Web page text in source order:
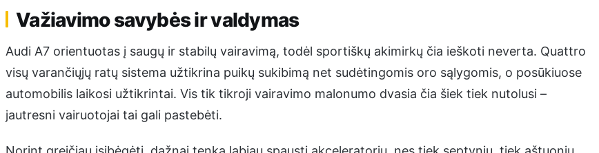
Važiavimo savybės ir valdymas
Audi A7 orientuotas į saugų ir stabilų vairavimą, todėl sportiškų akimirkų čia ieškoti neverta. Quattro
visų varančiųjų ratų sistema užtikrina puikų sukibimą net sudėtingomis oro sąlygomis, o posūkiuose
automobilis laikosi užtikrintai. Vis tik tikroji vairavimo malonumo dvasia čia šiek tiek nutolusi –
jautresni vairuotojai tai gali pastebėti.